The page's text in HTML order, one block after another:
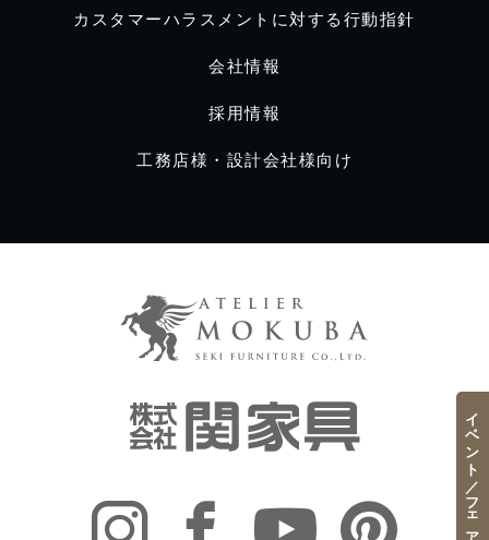
カスタマーハラスメントに対する行動指針
会社情報
採用情報
工務店様・設計会社様向け
イベント／フェア